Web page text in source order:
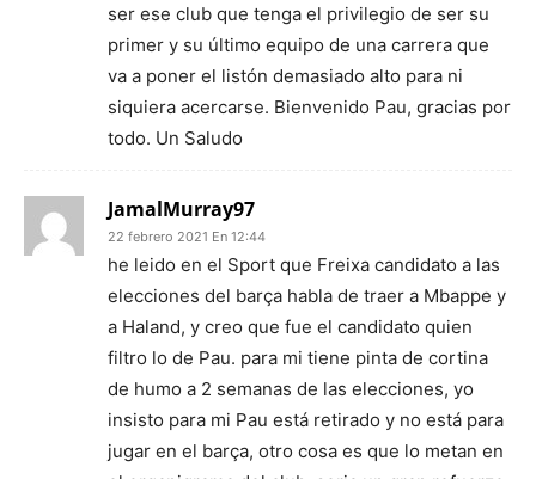
ser ese club que tenga el privilegio de ser su
primer y su último equipo de una carrera que
va a poner el listón demasiado alto para ni
siquiera acercarse. Bienvenido Pau, gracias por
todo. Un Saludo
JamalMurray97
22 febrero 2021 En 12:44
he leido en el Sport que Freixa candidato a las
elecciones del barça habla de traer a Mbappe y
a Haland, y creo que fue el candidato quien
filtro lo de Pau. para mi tiene pinta de cortina
de humo a 2 semanas de las elecciones, yo
insisto para mi Pau está retirado y no está para
jugar en el barça, otro cosa es que lo metan en